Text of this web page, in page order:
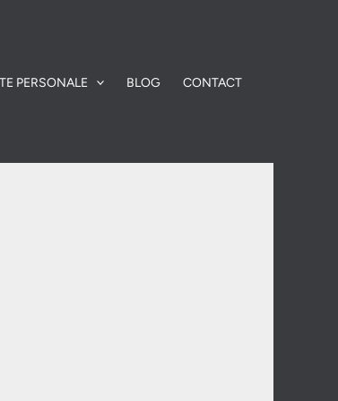
PERSONALE BLOG CONTACT